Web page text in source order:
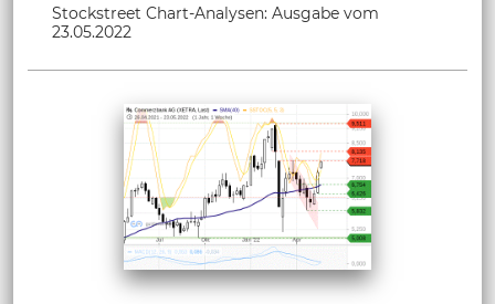
Stockstreet Chart-Analysen: Ausgabe vom
23.05.2022